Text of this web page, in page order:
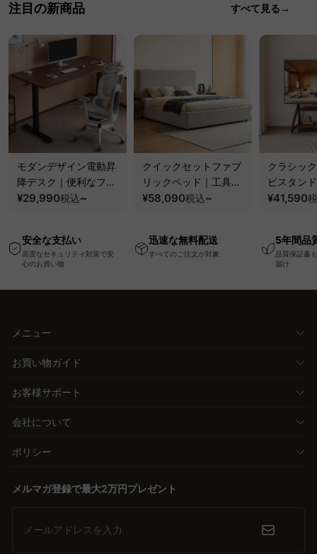
注目の新商品 すべて見る→
モダンデザイン電動昇
降デスク｜便利なフッ
ク・コンセント・
ー機能搭載ワークデス
ク
¥29,990税込~
クイックセットファブ
リックベッド｜工具不
要で組み立てられるク
¥58,090税込~
クラシッ
ビスタン
100kgの
¥41,590
安全な支払い
高度なセキュリティ対策で安
心のお買い物
迅速な無料配送
すべてのご注文が対象
5年間品
品質保証書
届け
メニュー
お買い物ガイド
お客様サポート
会社について
ポリシー
メルマガ登録で最大2万円プレゼント
メールアドレスを入力